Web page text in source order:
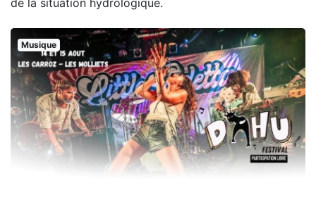
de la situation hydrologique.
Musique